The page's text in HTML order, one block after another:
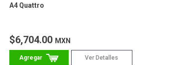
A4 Quattro
$6,704.00 MXN
Ver Detalles